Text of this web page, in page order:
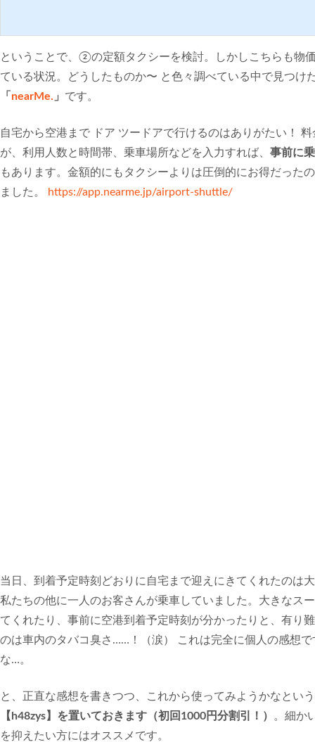
ということで、②の定額タクシーを検討。しかしこちらも物
ている状況。どうしたものか〜 と色々調べている中で見つ
「 nearMe. 」 です。
自宅から空港まで ドア ツードアで行けるのはありがたい！
が、利用人数と時間帯、乗車場所などを入力すれば、 事前に
もあります。金額的にもタクシーよりは圧倒的にお得だった
ました。
https://app.nearme.jp/airport-shuttle/
当日、到着予定時刻どおりに自宅まで迎えにきてくれたのは
私たちの他に一人のお客さんが乗車していました。大きなス
てくれたり、事前に空港到着予定時刻が分かったりと、有り
のは車内のタバコ臭さ……！（涙） これは完全に個人の感想
な…。
と、正直な感想を書きつつ、これから使ってみようかなとい
【h48zys】を置いておきます（初回1000円分割引！）
。細か
を抑えたい方にはオススメです。